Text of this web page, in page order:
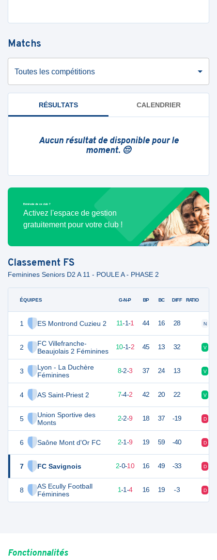
Matchs
Toutes les compétitions
RÉSULTATS CALENDRIER
Aucun résultat de disponible pour le
moment. 😔
Bénévole de ce club ?
Activez l'espace de gestion
gratuitement pour votre club !
Classement FS
Feminines Seniors D2 A 11 - POULE A - PHASE 2
ÉQUIPES
1 ES Montrond Cuzieu 2
2
FC Villefranche-
Beaujolais 2 Féminines
3
Lyon - La Duchère
Féminines
4 AS Saint-Priest 2
5
Union Sportive des
Monts
6 Saône Mont d'Or FC
7 FC Savignois
8
AS Ecully Football
Féminines
G-N-P BP BC DIFF RATIO
34 13 11-1-1 44 16 28 N
32 10-1-2 45 13 32 V
27 8-2-3 37 24 13 V
25 7-4-2 42 20 22 V
8 2-2-9 18 37 -19 D
7 13 2-1-9 19 59 -40 D
2-0-10 16 49 -33 D
3 1-1-4 16 19 -3 D
Fonctionnalités